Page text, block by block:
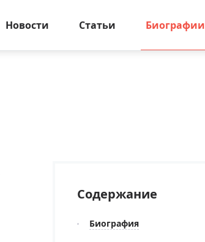
Новости Статьи Биографии
Содержание
Биография